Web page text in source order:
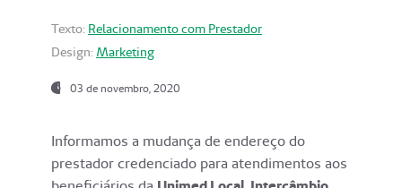
Texto: Relacionamento com Prestador
Design: Marketing
03 de novembro, 2020
Informamos a mudança de endereço do
prestador credenciado para atendimentos aos